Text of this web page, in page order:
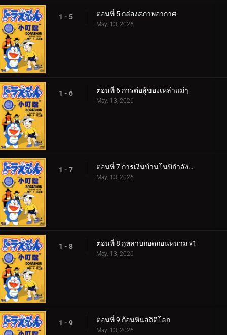
1 - 5 ตอนที่ 5 กล่องสภาพอากาศ
May. 13, 2026
1 - 6 ตอนที่ 6 การต่อสู้ของเหล่าแม่ๆ
May. 13, 2026
1 - 7 ตอนที่ 7 การเงินบ้านโนบิกำลังวิกฤติ! 360p
May. 13, 2026
1 - 8 ตอนที่ 8 กุหลาบถอดถอนหนาม v1
May. 13, 2026
1 - 9 ตอนที่ 9 ก้อนหินสถิติโลก
May. 13, 2026